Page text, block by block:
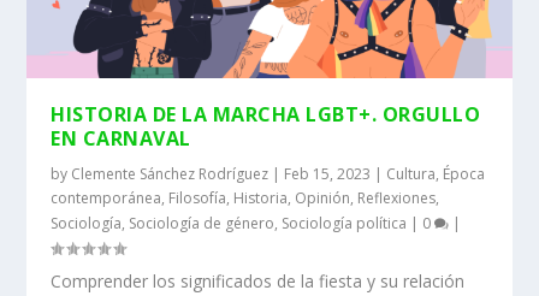
HISTORIA DE LA MARCHA LGBT+. ORGULLO
EN CARNAVAL
by Clemente Sánchez Rodríguez | Feb 15, 2023 | Cultura, Época
contemporánea, Filosofía, Historia, Opinión, Reflexiones,
Sociología, Sociología de género, Sociología política | 0 |
Comprender los significados de la fiesta y su relación